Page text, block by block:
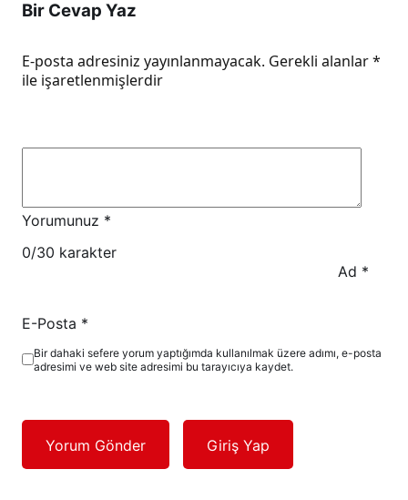
Bir Cevap Yaz
E-posta adresiniz yayınlanmayacak. Gerekli alanlar*
ile işaretlenmişlerdir
Yorumunuz *
0/30 karakter
Ad *
E-Posta *
Bir dahaki sefere yorum yaptığımda kullanılmak üzere adımı, e-posta
adresimi ve web site adresimi bu tarayıcıya kaydet.
Yorum Gönder Giriş Yap